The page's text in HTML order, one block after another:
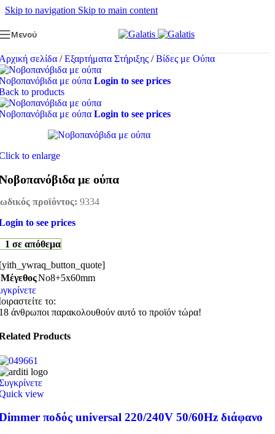
Skip to navigation Skip to main content
Μενού
σελίδα / Εξαρτήματα Στήριξης / Βίδες με Ούπα
με ούπα Login to see prices
to products
με ούπα Login to see prices
to enlarge
με ούπα
προϊόντος: 9334
to see prices
1 σε απόθεμα
ΜέγεθοςNo8+5x60mm
το:
άνθρωποι παρακολουθούν αυτό το προϊόν τώρα!
Products
view
ποδός universal 220/240V 50/60Hz διάφανο